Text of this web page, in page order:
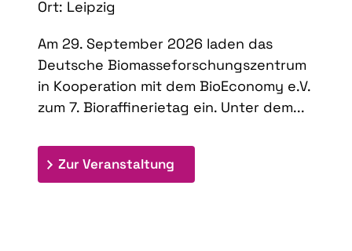
Ort: Leipzig
Am 29. September 2026 laden das
Deutsche Biomasseforschungszentrum
in Kooperation mit dem BioEconomy e.V.
zum 7. Bioraffinerietag ein. Unter dem...
Zur Veranstaltung